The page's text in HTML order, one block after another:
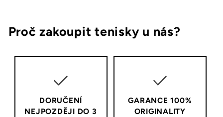
Proč zakoupit tenisky u nás?
DORUČENÍ
NEJPOZDĚJI DO 3
GARANCE 100%
ORIGINALITY